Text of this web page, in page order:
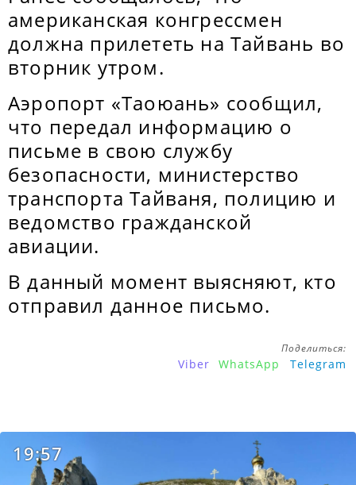
американская конгрессмен
должна прилететь на Тайвань во
вторник утром.
Аэропорт «Таоюань» сообщил,
что передал информацию о
письме в свою службу
безопасности, министерство
транспорта Тайваня, полицию и
ведомство гражданской
авиации.
В данный момент выясняют, кто
отправил данное письмо.
Поделиться:
Viber WhatsApp Telegram
19:57